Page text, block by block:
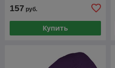
157 руб.
Купить